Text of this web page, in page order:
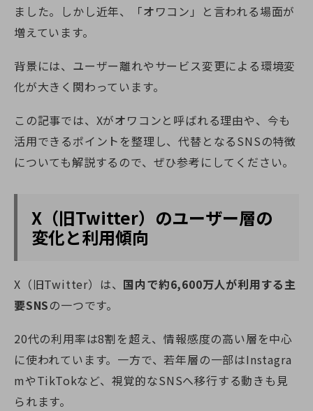
ました。しかし近年、「オワコン」と言われる場面が
増えています。
背景には、ユーザー離れやサービス変更による環境変
化が大きく関わっています。
この記事では、Xがオワコンと呼ばれる理由や、今も
活用できるポイントを整理し、代替となるSNSの特徴
についても解説するので、ぜひ参考にしてください。
X（旧Twitter）のユーザー層の
変化と利用傾向
X（旧Twitter）は、 国内で約6,600万人が利用する主
要SNSの一つです。
20代の利用率は8割を超え、情報感度の高い層を中心
に使われています。一方で、若年層の一部はInstagra
mやTikTokなど、視覚的なSNSへ移行する動きも見
られます。